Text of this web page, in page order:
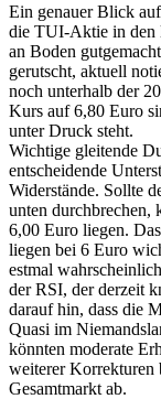
Ein genauer Blick
die TUI-Aktie in den
an Boden
gerutscht, aktuell
noch unterhalb der
Kurs auf 6,80 Euro
unter Druck steht.
Wichtige gleitende
entscheidende
Widerstände. Sollte
unten durchbrechen,
6,00 Euro liegen.
liegen bei 6 Euro
estmal
der RSI, der derzeit
darauf hin, dass die
Quasi im
könnten moderate
weiterer Korrekturen
Gesamtmarkt ab.